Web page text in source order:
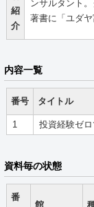
紹
介
ンサルタント
著書に「ユダ
内容一覧
番号 タイトル
1 投資経験ゼ
資料毎の状態
番